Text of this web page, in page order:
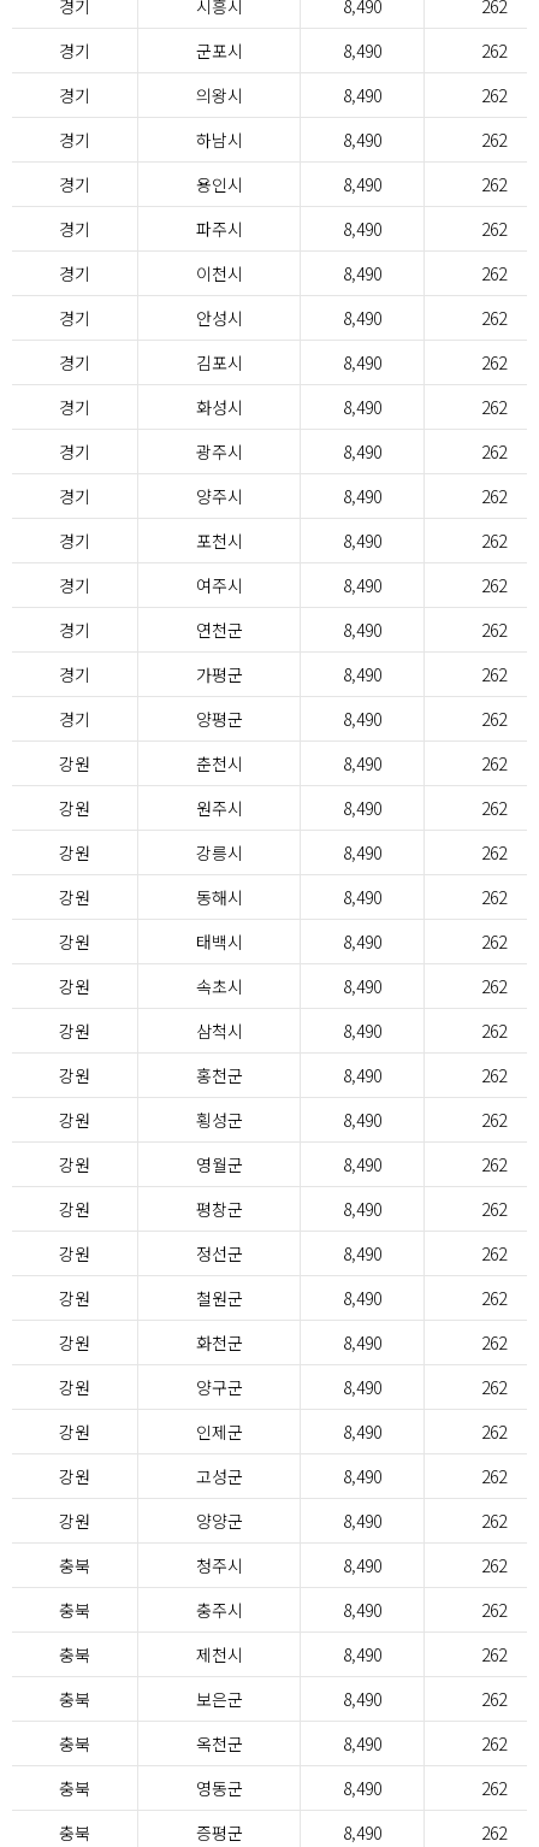
경기
시흥시 8,490
262
경기
군포시 8,490
262
경기
의왕시 8,490
262
경기
하남시 8,490
262
경기
용인시 8,490
262
경기
파주시 8,490
262
경기
이천시 8,490
262
경기
안성시 8,490
262
경기
김포시 8,490
262
경기
화성시 8,490
262
경기
광주시 8,490
262
경기
양주시 8,490
262
경기
포천시 8,490
262
경기
여주시 8,490
262
경기
연천군 8,490
262
경기
가평군 8,490
262
경기
양평군 8,490
262
강원
춘천시 8,490
262
강원
원주시 8,490
262
강원
강릉시 8,490
262
강원
동해시 8,490
262
강원
태백시 8,490
262
강원
속초시 8,490
262
강원
삼척시 8,490
262
강원
홍천군 8,490
262
강원
횡성군 8,490
262
강원
영월군 8,490
262
강원
평창군 8,490
262
강원
정선군 8,490
262
강원
철원군 8,490
262
강원
화천군 8,490
262
강원
양구군 8,490
262
강원
인제군 8,490
262
강원
고성군 8,490
262
강원
양양군 8,490
262
충북
청주시 8,490
262
충북
충주시 8,490
262
충북
제천시 8,490
262
충북
보은군 8,490
262
충북
옥천군 8,490
262
충북
영동군 8,490
262
충북
증평군 8,490 262